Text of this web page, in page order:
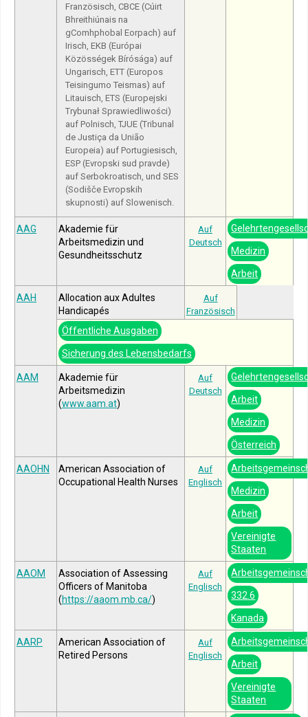
Französisch, CBCE (Cúirt
Bhreithiúnais na
gComhphobal Eorpach) auf
Irisch, EKB (Európai
Közösségek Bírósága) auf
Ungarisch, ETT (Europos
Teisingumo Teismas) auf
Litauisch, ETS (Europejski
Trybunał Sprawiedliwości)
auf Polnisch, TJUE (Tribunal
de Justiça da União
Europeia) auf Portugiesisch,
ESP (Evropski sud pravde)
auf Serbokroatisch, und SES
(Sodišče Evropskih
skupnosti) auf Slowenisch.
AAG
Akademie für
Arbeitsmedizin und
Gesundheitsschutz
Auf
Deutsch
Medizin
Arbeit
AAH
Allocation aux Adultes
Handicapés
Auf
Französisch
Öffentliche Ausgaben
Sicherung des Lebensbedarfs
AAM
Akademie für
Arbeitsmedizin
(www.aam.at)
Auf
Deutsch
Arbeit
Medizin
Österreich
AAOHN
American Association of
Occupational Health Nurses
Auf
Englisch
Medizin
Arbeit
Vereinigte
Staaten
AAOM
Association of Assessing
Officers of Manitoba
(https://aaom.mb.ca/)
Auf
Englisch
332.6
Kanada
AARP
American Association of
Retired Persons
Auf
Englisch
Arbeit
Vereinigte
Staaten